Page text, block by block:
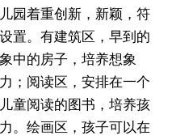
园着重创新，新颖，符
置。有建筑区，早到的
中的房子，培养想象
；阅读区，安排在一个
童阅读的图书，培养孩
。绘画区，孩子可以在